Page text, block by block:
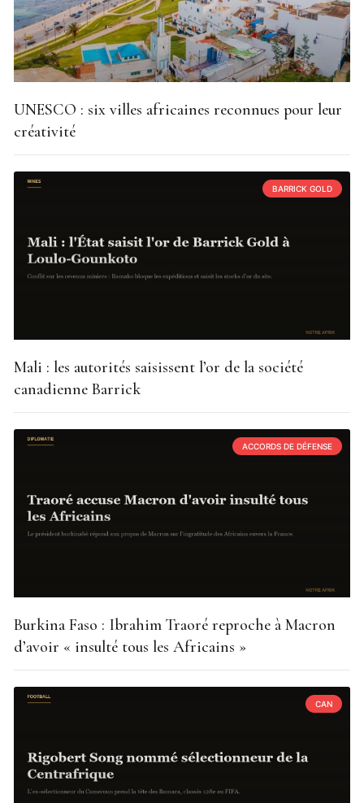
UNESCO : six villes africaines reconnues pour leur
créativité
BARRICK GOLD
Mali : les autorités saisissent l’or de la société
canadienne Barrick
ACCORDS DE DÉFENSE
Burkina Faso : Ibrahim Traoré reproche à Macron
d’avoir « insulté tous les Africains »
CAN